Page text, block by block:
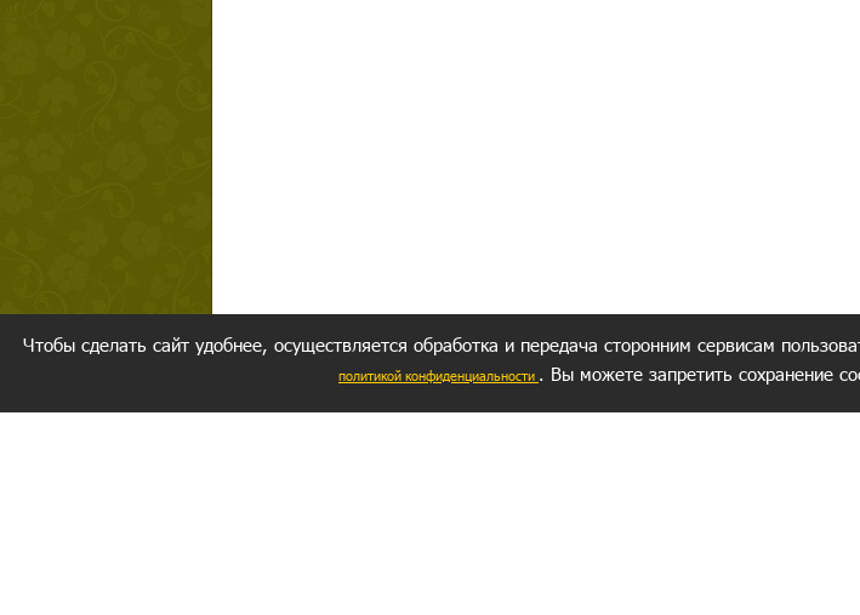
Чтобы сделать сайт удобнее, осуществляется обработка и передача сторонним сервисам
политикой конфиденциальности . Вы можете запретить сохранение